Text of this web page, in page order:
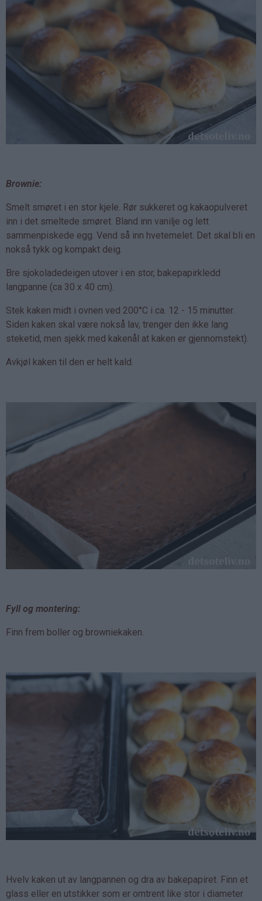
Brownie:
Smelt smøret i en stor kjele. Rør sukkeret og kakaopulveret
inn i det smeltede smøret. Bland inn vanilje og lett
sammenpiskede egg. Vend så inn hvetemelet. Det skal bli en
nokså tykk og kompakt deig.
Bre sjokoladedeigen utover i en stor, bakepapirkledd
langpanne (ca 30 x 40 cm).
Stek kaken midt i ovnen ved 200°C i ca. 12 - 15 minutter.
Siden kaken skal være nokså lav, trenger den ikke lang
steketid, men sjekk med kakenål at kaken er gjennomstekt).
Avkjøl kaken til den er helt kald.
Fyll og montering:
Finn frem boller og browniekaken.
Hvelv kaken ut av langpannen og dra av bakepapiret. Finn et
glass eller en utstikker som er omtrent like stor i diameter